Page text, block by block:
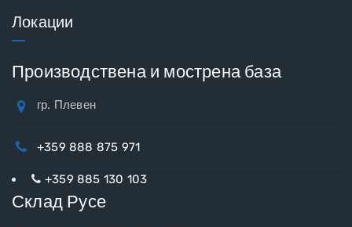
Локации
Производствена и мострена база
гр. Плевен
+359 888 875 971
+359 885 130 103
Склад Русе